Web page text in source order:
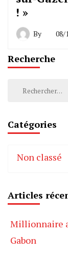
! »
By 08/
Recherche
Rechercher :
Catégories
Non classé
Articles
Millionnaire
Gabon